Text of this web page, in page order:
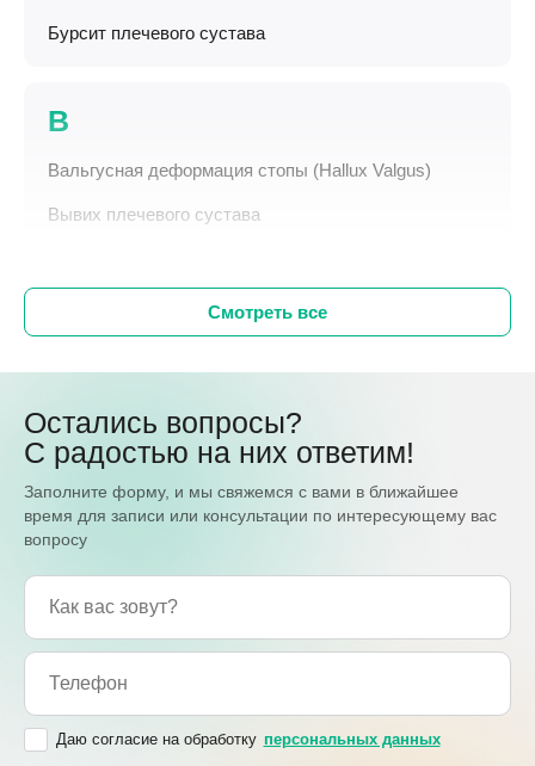
Бурсит плечевого сустава
В
Вальгусная деформация стопы (Hallux Valgus)
Вывих плечевого сустава
Смотреть все
Остались вопросы?
С радостью на них ответим!
Заполните форму, и мы свяжемся с вами в ближайшее
время для записи или консультации по интересующему вас
вопросу
Даю согласие на обработку персональных данных